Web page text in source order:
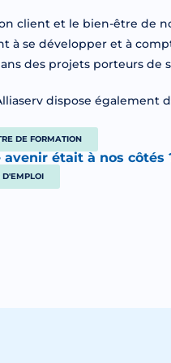
client et le bien-être de
à se développer et à
des projets porteurs de
dispose également
DE FORMATION
avenir était à nos côtés
D'EMPLOI